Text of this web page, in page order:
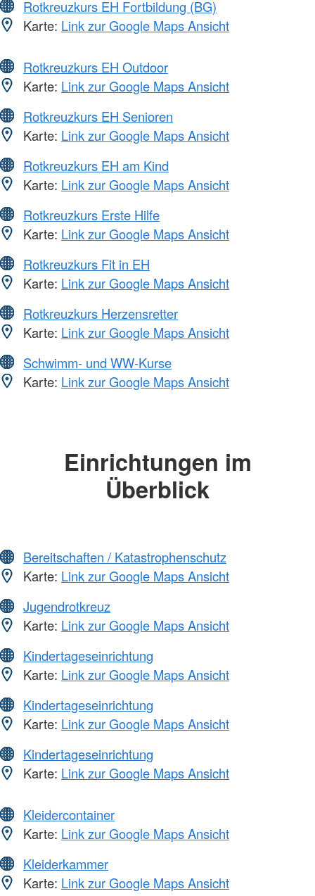
Rotkreuzkurs EH Fortbildung (BG)
Karte: Link zur Google Maps Ansicht
Rotkreuzkurs EH Outdoor
Karte: Link zur Google Maps Ansicht
Rotkreuzkurs EH Senioren
Karte: Link zur Google Maps Ansicht
Rotkreuzkurs EH am Kind
Karte: Link zur Google Maps Ansicht
Rotkreuzkurs Erste Hilfe
Karte: Link zur Google Maps Ansicht
Rotkreuzkurs Fit in EH
Karte: Link zur Google Maps Ansicht
Rotkreuzkurs Herzensretter
Karte: Link zur Google Maps Ansicht
Schwimm- und WW-Kurse
Karte: Link zur Google Maps Ansicht
Einrichtungen im
Überblick
Bereitschaften / Katastrophenschutz
Karte: Link zur Google Maps Ansicht
Jugendrotkreuz
Karte: Link zur Google Maps Ansicht
Kindertageseinrichtung
Karte: Link zur Google Maps Ansicht
Kindertageseinrichtung
Karte: Link zur Google Maps Ansicht
Kindertageseinrichtung
Karte: Link zur Google Maps Ansicht
Kleidercontainer
Karte: Link zur Google Maps Ansicht
Kleiderkammer
Karte: Link zur Google Maps Ansicht